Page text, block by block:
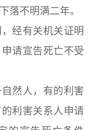
不明满二年。
经有关机关证明
请宣告死亡不受
人，有的利害
利害关系人申请